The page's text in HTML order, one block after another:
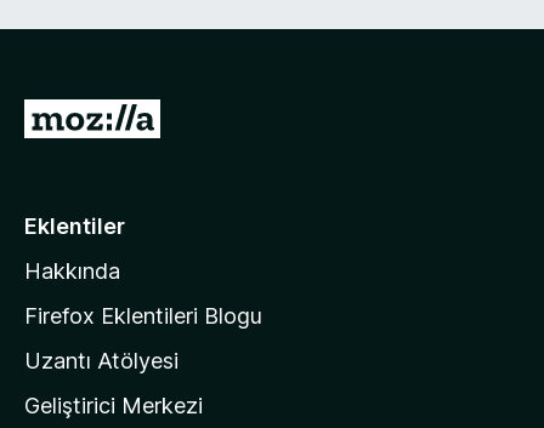
M
i
l
a
n
ı
Eklentiler
Hakkında
Firefox Eklentileri Blogu
Uzantı Atölyesi
Geliştirici Merkezi